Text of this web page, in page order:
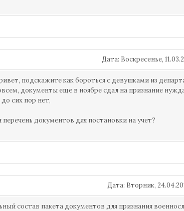
Дата: Воскресенье,
подскажите как бороться с девушками из
документы еще в ноябре сдал на признание
сих пор нет,
перечень документов для постановки на учет?
Дата: Вторник,
состав пакета документов для признания